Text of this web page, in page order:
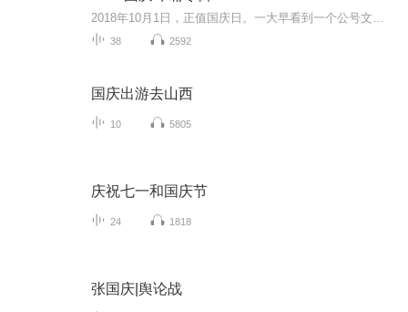
38 2592
国庆出游去山西
10 5805
庆祝七一和国庆节
24 1818
张国庆|舆论战